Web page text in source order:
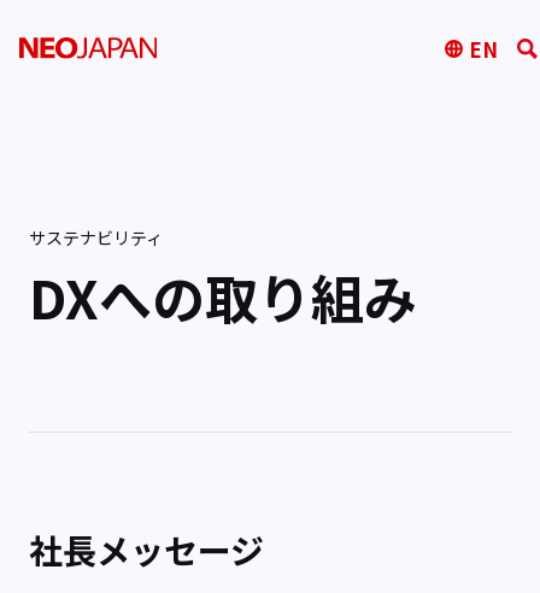
EN
サステナビリティ
DXへの取り組み
社長メッセージ